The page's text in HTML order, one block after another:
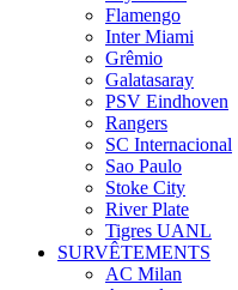
Flamengo
Inter Miami
Grêmio
Galatasaray
PSV Eindhoven
Rangers
SC Internacional
Sao Paulo
Stoke City
River Plate
Tigres UANL
SURVÊTEMENTS
AC Milan